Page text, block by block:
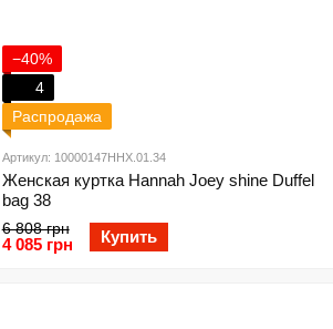
−40%
4
Распродажа
Артикул: 10000147HHX.01.34
Женская куртка Hannah Joey shine Duffel
bag 38
6 808 грн
4 085 грн Купить